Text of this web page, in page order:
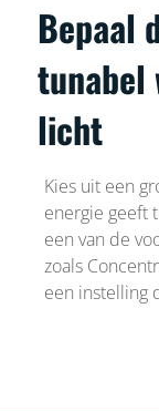
Bepaal
tunabel
licht
Kies uit een
energie geeft
een van de
zoals
een instelling